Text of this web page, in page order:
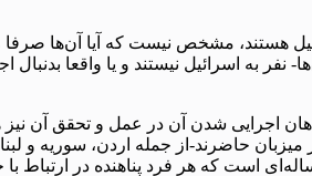
مشخص نیست که آیا آن‌ها صرفا
به اسرائیل نیستند و یا واقعا
اجرایی شدن آن در عمل و تحقق آن
حاضرند-از جمله اردن، سوریه و
مساله‌ای است که هر فرد پناهنده در